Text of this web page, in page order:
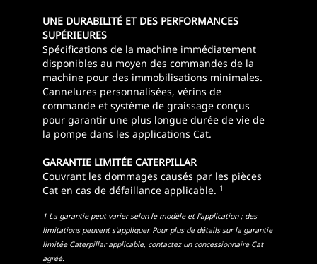
UNE DURABILITÉ ET DES PERFORMANCES
SUPÉRIEURES
Spécifications de la machine immédiatement
disponibles au moyen des commandes de la
machine pour des immobilisations minimales.
Cannelures personnalisées, vérins de
commande et système de graissage conçus
pour garantir une plus longue durée de vie de
la pompe dans les applications Cat.
GARANTIE LIMITÉE CATERPILLAR
Couvrant les dommages causés par les pièces
Cat en cas de défaillance applicable. 1
1 La garantie peut varier selon le modèle et l'application ; des
limitations peuvent s'appliquer. Pour plus de détails sur la garantie
limitée Caterpillar applicable, contactez un concessionnaire Cat
agréé.